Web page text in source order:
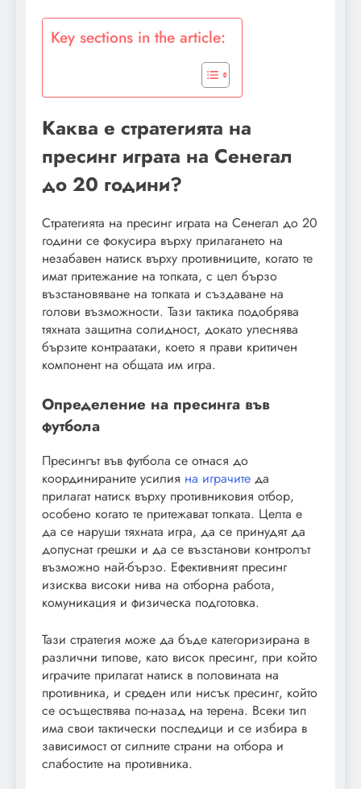
Key sections in the article:
Каква е стратегията на
пресинг играта на Сенегал
до 20 години?
Стратегията на пресинг играта на Сенегал до 20
години се фокусира върху прилагането на
незабавен натиск върху противниците, когато те
имат притежание на топката, с цел бързо
възстановяване на топката и създаване на
голови възможности. Тази тактика подобрява
тяхната защитна солидност, докато улеснява
бързите контраатаки, което я прави критичен
компонент на общата им игра.
Определение на пресинга във
футбола
Пресингът във футбола се отнася до
координираните усилия на играчите да
прилагат натиск върху противниковия отбор,
особено когато те притежават топката. Целта е
да се наруши тяхната игра, да се принудят да
допуснат грешки и да се възстанови контролът
възможно най-бързо. Ефективният пресинг
изисква високи нива на отборна работа,
комуникация и физическа подготовка.
Тази стратегия може да бъде категоризирана в
различни типове, като висок пресинг, при който
играчите прилагат натиск в половината на
противника, и среден или нисък пресинг, който
се осъществява по-назад на терена. Всеки тип
има свои тактически последици и се избира в
зависимост от силните страни на отбора и
слабостите на противника.